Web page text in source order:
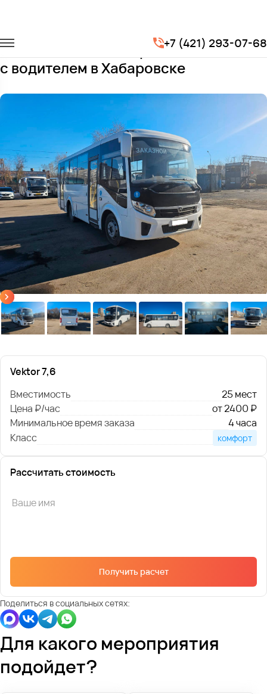
+7 (421) 293-07-68
Vektor 7,6
Заказать ПАЗ Вектор Next на 25 мест
с водителем в Хабаровске
Vektor 7,6
Вместимость
25 мест
Цена ₽/час
от 2400 ₽
Минимальное время заказа
4 часа
Класс
комфорт
Рассчитать стоимость
Получить расчет
Поделиться в социальных сетях:
Для какого мероприятия
подойдет?